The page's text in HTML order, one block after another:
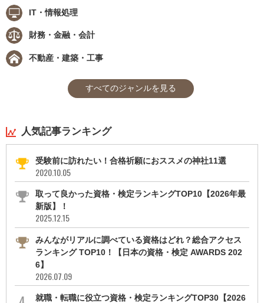
IT・情報処理
財務・金融・会計
不動産・建築・工事
すべてのジャンルを見る
人気記事ランキング
受験前に訪れたい！合格祈願におススメの神社11選
2020.10.05
取って良かった資格・検定ランキングTOP10【2026年最
新版】！
2025.12.15
みんながリアルに調べている資格はどれ？総合アクセス
ランキング TOP10！【日本の資格・検定 AWARDS 202
6】
2026.07.09
就職・転職に役立つ資格・検定ランキングTOP30【2026